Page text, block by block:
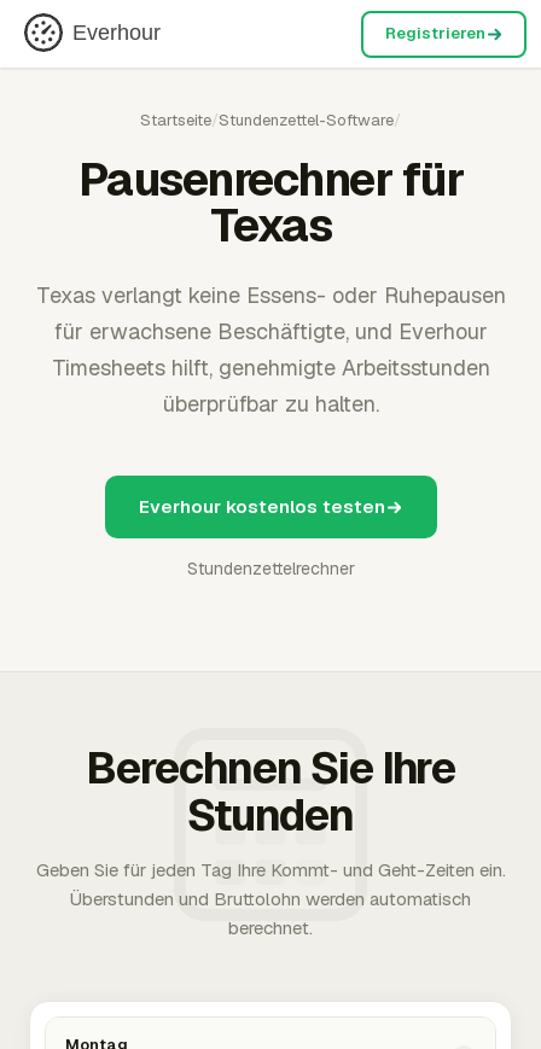
Everhour Registrieren
Startseite/Stundenzettel-Software/
Pausenrechner für
Texas
Texas verlangt keine Essens- oder Ruhepausen
für erwachsene Beschäftigte, und Everhour
Timesheets hilft, genehmigte Arbeitsstunden
überprüfbar zu halten.
Everhour kostenlos testen
Stundenzettelrechner
Berechnen Sie Ihre
Stunden
Geben Sie für jeden Tag Ihre Kommt- und Geht-Zeiten ein.
Überstunden und Bruttolohn werden automatisch
berechnet.
Montag